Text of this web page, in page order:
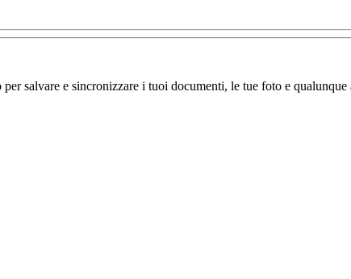
salvare e sincronizzare i tuoi documenti, le tue foto e